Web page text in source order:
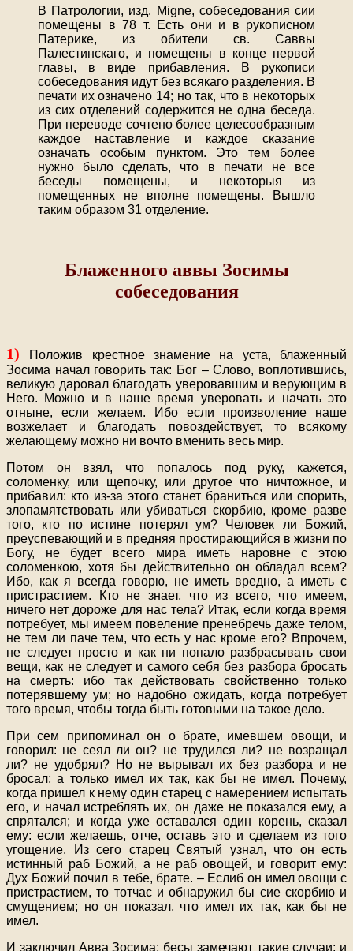
В Патрологии, изд. Migne, собеседования сии
помещены в 78 т. Есть они и в рукописном
Патерике, из обители св. Саввы
Палестинскаго, и помещены в конце первой
главы, в виде прибавления. В рукописи
собеседования идут без всякаго разделения. В
печати их означено 14; но так, что в некоторых
из сих отделений содержится не одна беседа.
При переводе сочтено более целесообразным
каждое наставление и каждое сказание
означать особым пунктом. Это тем более
нужно было сделать, что в печати не все
беседы помещены, и некоторыя из
помещенных не вполне помещены. Вышло
таким образом 31 отделение.
Блаженного аввы Зосимы
собеседования
1)
Положив крестное знамение на уста, блаженный
Зосима начал говорить так: Бог – Слово, воплотившись,
великую даровал благодать уверовавшим и верующим в
Него. Можно и в наше время уверовать и начать это
отныне, если желаем. Ибо если произволение наше
возжелает и благодать повоздействует, то всякому
желающему можно ни вочто вменить весь мир.
Потом он взял, что попалось под руку, кажется,
соломенку, или щепочку, или другое что ничтожное, и
прибавил: кто из-за этого станет браниться или спорить,
злопамятствовать или убиваться скорбию, кроме разве
того, кто по истине потерял ум? Человек ли Божий,
преуспевающий и в предняя простирающийся в жизни по
Богу, не будет всего мира иметь наровне с этою
соломенкою, хотя бы действительно он обладал всем?
Ибо, как я всегда говорю, не иметь вредно, а иметь с
пристрастием. Кто не знает, что из всего, что имеем,
ничего нет дороже для нас тела? Итак, если когда время
потребует, мы имеем повеление пренебречь даже телом,
не тем ли паче тем, что есть у нас кроме его? Впрочем,
не следует просто и как ни попало разбрасывать свои
вещи, как не следует и самого себя без разбора бросать
на смерть: ибо так действовать свойственно только
потерявшему ум; но надобно ожидать, когда потребует
того время, чтобы тогда быть готовыми на такое дело.
При сем припоминал он о брате, имевшем овощи, и
говорил: не сеял ли он? не трудился ли? не возращал
ли? не удобрял? Но не вырывал их без разбора и не
бросал; а только имел их так, как бы не имел. Почему,
когда пришел к нему один старец с намерением испытать
его, и начал истреблять их, он даже не показался ему, а
спрятался; и когда уже оставался один корень, сказал
ему: если желаешь, отче, оставь это и сделаем из того
угощение. Из сего старец Святый узнал, что он есть
истинный раб Божий, а не раб овощей, и говорит ему:
Дух Божий почил в тебе, брате. – Еслиб он имел овощи с
пристрастием, то тотчас и обнаружил бы сие скорбию и
смущением; но он показал, что имел их так, как бы не
имел.
И заключил Авва Зосима: бесы замечают такие случаи; и